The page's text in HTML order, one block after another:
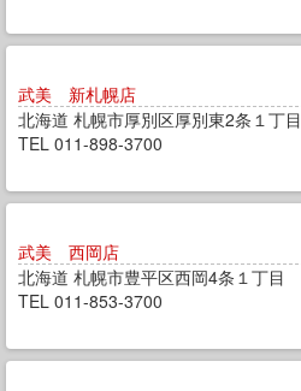
武美 新札幌店
北海道 札幌市厚別区厚別東2条１丁目
TEL 011-898-3700
武美 西岡店
北海道 札幌市豊平区西岡4条１丁目
TEL 011-853-3700